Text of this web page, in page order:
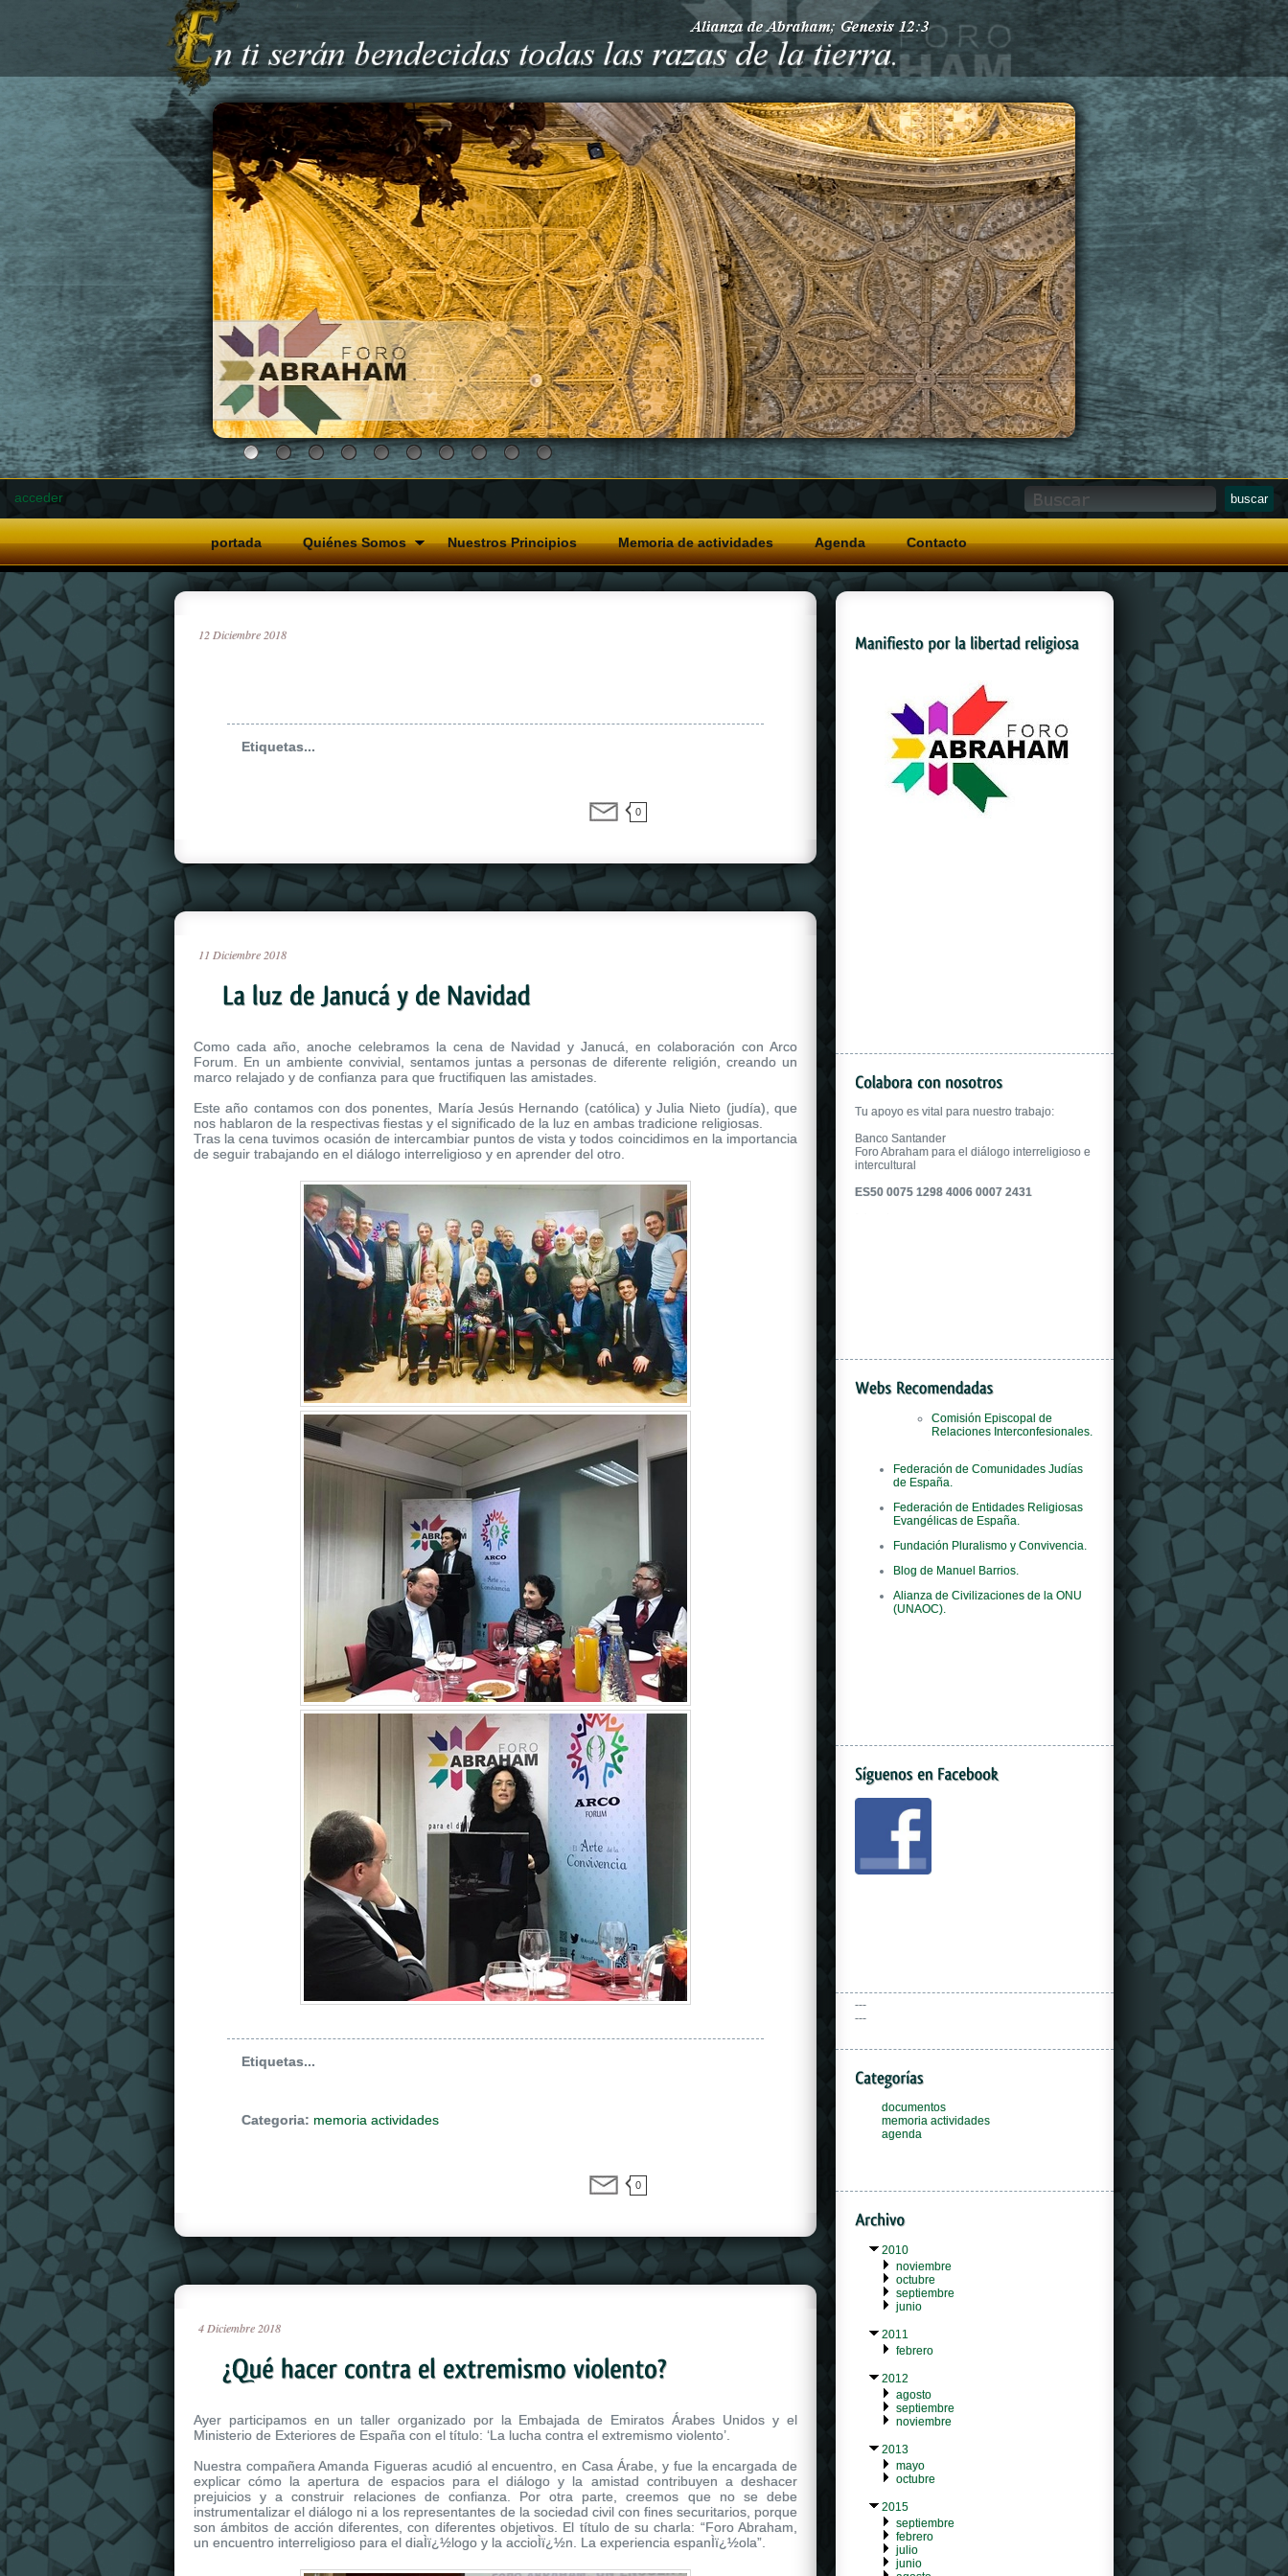
acceder
portada Quiénes Somos Nuestros Principios Memoria de actividades Agenda Contacto
12 Diciembre 2018
Etiquetas...
0
11 Diciembre 2018
Como cada año, anoche celebramos la cena de Navidad y Janucá, en colaboración con Arco
Forum. En un ambiente convivial, sentamos juntas a personas de diferente religión, creando un
marco relajado y de confianza para que fructifiquen las amistades.
Este año contamos con dos ponentes, María Jesús Hernando (católica) y Julia Nieto (judía), que
nos hablaron de la respectivas fiestas y el significado de la luz en ambas tradicione religiosas.
Tras la cena tuvimos ocasión de intercambiar puntos de vista y todos coincidimos en la importancia
de seguir trabajando en el diálogo interreligioso y en aprender del otro.
Etiquetas...
Categoria: memoria actividades
0
4 Diciembre 2018
Ayer participamos en un taller organizado por la Embajada de Emiratos Árabes Unidos y el
Ministerio de Exteriores de España con el título: ‘La lucha contra el extremismo violento’.
Nuestra compañera Amanda Figueras acudió al encuentro, en Casa Árabe, y fue la encargada de
explicar cómo la apertura de espacios para el diálogo y la amistad contribuyen a deshacer
prejuicios y a construir relaciones de confianza. Por otra parte, creemos que no se debe
instrumentalizar el diálogo ni a los representantes de la sociedad civil con fines securitarios, porque
son ámbitos de acción diferentes, con diferentes objetivos. El título de su charla: “Foro Abraham,
un encuentro interreligioso para el diaÌï¿½logo y la accioÌï¿½n. La experiencia espanÌï¿½ola”.
Tu apoyo es vital para nuestro trabajo:
Banco Santander
Foro Abraham para el diálogo interreligioso e
intercultural
ES50 0075 1298 4006 0007 2431
Comisión Episcopal de
Relaciones Interconfesionales.
del marchio ad adottare questo concept
innovativo.
Federación de Comunidades Judías
de España.
Federación de Entidades Religiosas
Evangélicas de España.
Fundación Pluralismo y Convivencia.
Blog de Manuel Barrios.
Alianza de Civilizaciones de la ONU
(UNAOC).
---
---
documentos
memoria actividades
agenda
2010
noviembre
octubre
septiembre
junio
2011
febrero
2012
agosto
septiembre
noviembre
2013
mayo
octubre
2015
septiembre
febrero
julio
junio